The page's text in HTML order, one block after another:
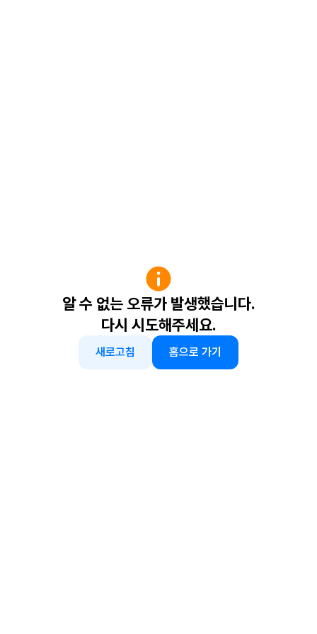
알 수 없는 오류가 발생했습니다.
다시 시도해주세요.
새로고침 홈으로 가기